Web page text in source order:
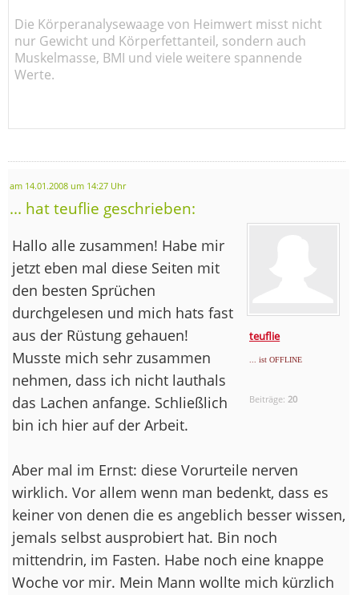
Die Körperanalysewaage von Heimwert misst nicht
nur Gewicht und Körperfettanteil, sondern auch
Muskelmasse, BMI und viele weitere spannende
Werte.
am 14.01.2008 um 14:27 Uhr
... hat teuflie geschrieben:
teuflie
... ist OFFLINE
Beiträge: 20
Hallo alle zusammen! Habe mir
jetzt eben mal diese Seiten mit
den besten Sprüchen
durchgelesen und mich hats fast
aus der Rüstung gehauen!
Musste mich sehr zusammen
nehmen, dass ich nicht lauthals
das Lachen anfange. Schließlich
bin ich hier auf der Arbeit.
Aber mal im Ernst: diese Vorurteile nerven
wirklich. Vor allem wenn man bedenkt, dass es
keiner von denen die es angeblich besser wissen,
jemals selbst ausprobiert hat. Bin noch
mittendrin, im Fasten. Habe noch eine knappe
Woche vor mir. Mein Mann wollte mich kürzlich